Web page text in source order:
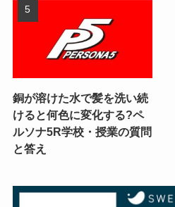
銅が溶けた水で髪を洗い続
けると何色に変化する?ペ
ルソナ5R学校・授業の質問
と答え